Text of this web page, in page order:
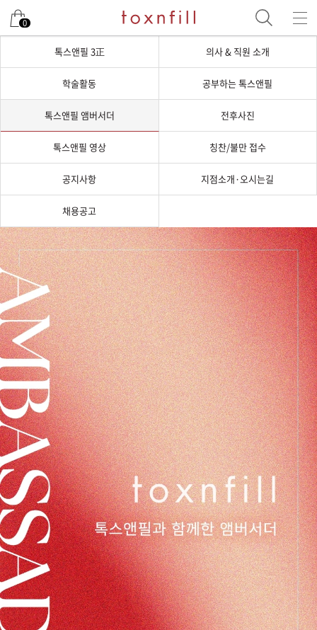
0
톡스앤필 3正 의사 & 직원 소개
학술활동 공부하는 톡스앤필
톡스앤필 앰버서더 전후사진
톡스앤필 영상 칭찬/불만 접수
공지사항 지점소개·오시는길
채용공고
톡스앤필 앰버서더